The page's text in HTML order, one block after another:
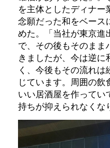
を主体としたディナー
念願だった和をベース
めた。「当社が東京進
で、その後もそのまま
きましたが、今は逆に
く、今後もその流れ
じています。周囲の
いい居酒屋を作ってい
持ちが抑えられなくな